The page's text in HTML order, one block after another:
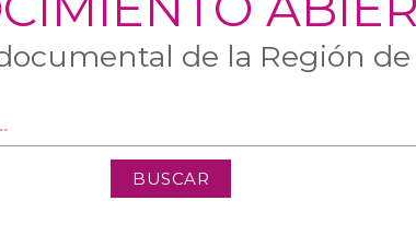
de la Región